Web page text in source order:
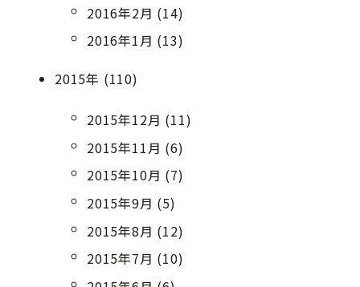
2016年2月 (14)
2016年1月 (13)
2015年 (110)
2015年12月 (11)
2015年11月 (6)
2015年10月 (7)
2015年9月 (5)
2015年8月 (12)
2015年7月 (10)